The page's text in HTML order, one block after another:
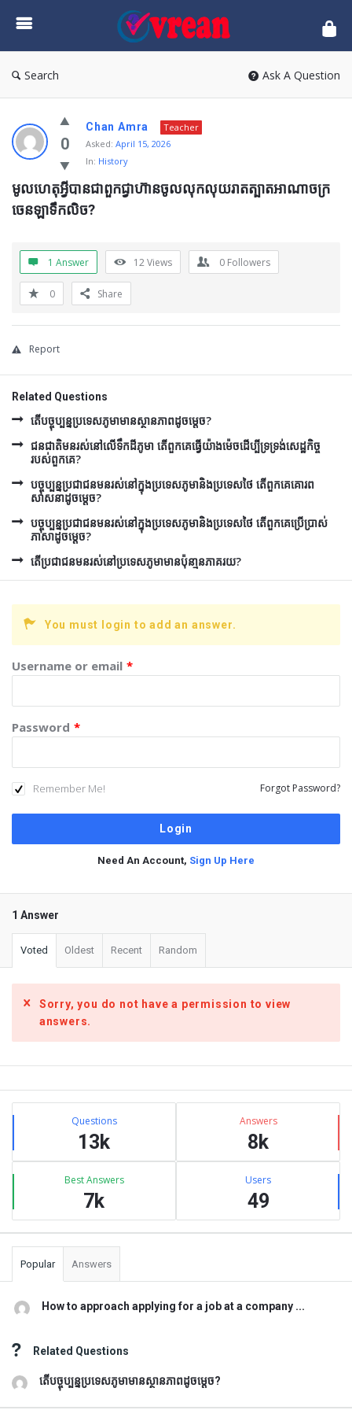
vrean.com
Search Ask A Question
0
Chan Amra
Teacher
Asked: April 15, 2026
In: History
មូលហេតុអ្វីបានជាពួកជ្វាហ៊ានចូលលុកលុយរាតត្បាតអាណាចក្រ
ចេនឡាទឹកលិច?
1 Answer 12Views 0 Followers
0 Share
Report
Related Questions
តើបច្ចុប្បន្នប្រទេសភូមាមានស្ថានភាពដូចម្តេច?
ជនជាតិមនរស់នៅលើទឹកដីភូមា តើពួកគេធ្វើយ៉ាងម៉េចដើប្បីទ្រទ្រង់សេដ្ឋកិច្ច
របស់ពួកគេ?
បច្ចុប្បន្នប្រជាជនមនរស់នៅក្នុងប្រទេសភូមានិងប្រទេសថៃ តើពួកគេគោរព
សាសនាដូចម្តេច?
បច្ចុប្បន្នប្រជាជនមនរស់នៅក្នុងប្រទេសភូមានិងប្រទេសថៃ តើពួកគេប្រើប្រាស់
ភាសាដូចម្តេច?
តើប្រជាជនមនរស់នៅប្រទេសភូមាមានប៉ុនា្មនភាគរយ?
You must login to add an answer.
Username or email *
Password *
Remember Me! Forgot Password?
Need An Account, Sign Up Here
1 Answer
Voted Oldest Recent Random
Sorry, you do not have a permission to view
answers.
Sidebar
Stats Questions
13k
Answers
8k
Best Answers
7k
Users
49
Popular Answers
How to approach applying for a job at a company ...
Related Questions
តើបច្ចុប្បន្នប្រទេសភូមាមានស្ថានភាពដូចម្តេច?